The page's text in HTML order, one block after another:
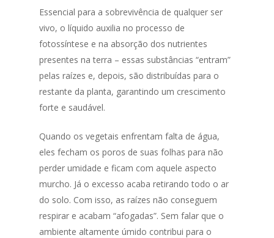
Essencial para a sobrevivência de qualquer ser
vivo, o líquido auxilia no processo de
fotossíntese e na absorção dos nutrientes
presentes na terra – essas substâncias “entram”
pelas raízes e, depois, são distribuídas para o
restante da planta, garantindo um crescimento
forte e saudável.
Quando os vegetais enfrentam falta de água,
eles fecham os poros de suas folhas para não
perder umidade e ficam com aquele aspecto
murcho. Já o excesso acaba retirando todo o ar
do solo. Com isso, as raízes não conseguem
respirar e acabam “afogadas”. Sem falar que o
ambiente altamente úmido contribui para o